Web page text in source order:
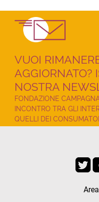
VUOI
AGGIORNATO?
NOSTRA
FONDAZIONE
INCONTRO TRA GLI
QUELLI DEI